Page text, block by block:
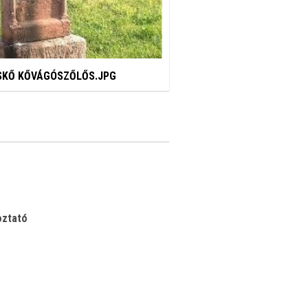
KŐVÁGÓSZŐLŐS.JPG